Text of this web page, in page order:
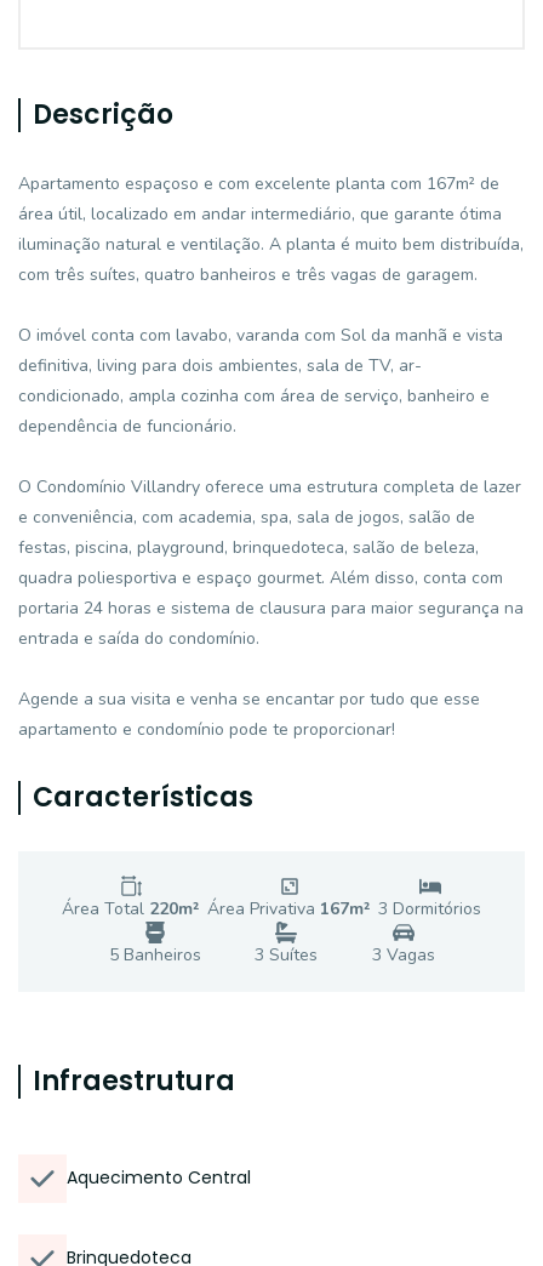
Descrição
Apartamento espaçoso e com excelente planta com 167m² de
área útil, localizado em andar intermediário, que garante ótima
iluminação natural e ventilação. A planta é muito bem distribuída,
com três suítes, quatro banheiros e três vagas de garagem.
O imóvel conta com lavabo, varanda com Sol da manhã e vista
definitiva, living para dois ambientes, sala de TV, ar-
condicionado, ampla cozinha com área de serviço, banheiro e
dependência de funcionário.
O Condomínio Villandry oferece uma estrutura completa de lazer
e conveniência, com academia, spa, sala de jogos, salão de
festas, piscina, playground, brinquedoteca, salão de beleza,
quadra poliesportiva e espaço gourmet. Além disso, conta com
portaria 24 horas e sistema de clausura para maior segurança na
entrada e saída do condomínio.
Agende a sua visita e venha se encantar por tudo que esse
apartamento e condomínio pode te proporcionar!
Características
Área Total 220m² Área Privativa 167m² 3 Dormitórios
5Banheiros 3 Suítes 3 Vagas
Infraestrutura
Aquecimento Central
Brinquedoteca